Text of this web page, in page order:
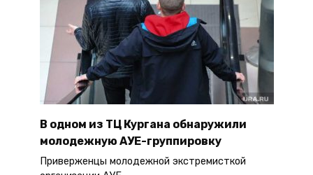
В одном из ТЦ Кургана обнаружили
молодежную АУЕ-группировку
Приверженцы молодежной экстремисткой